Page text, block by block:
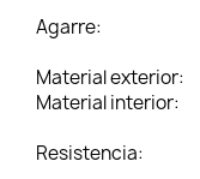
Agarre:
Material exterior:
Material interior:
Resistencia: